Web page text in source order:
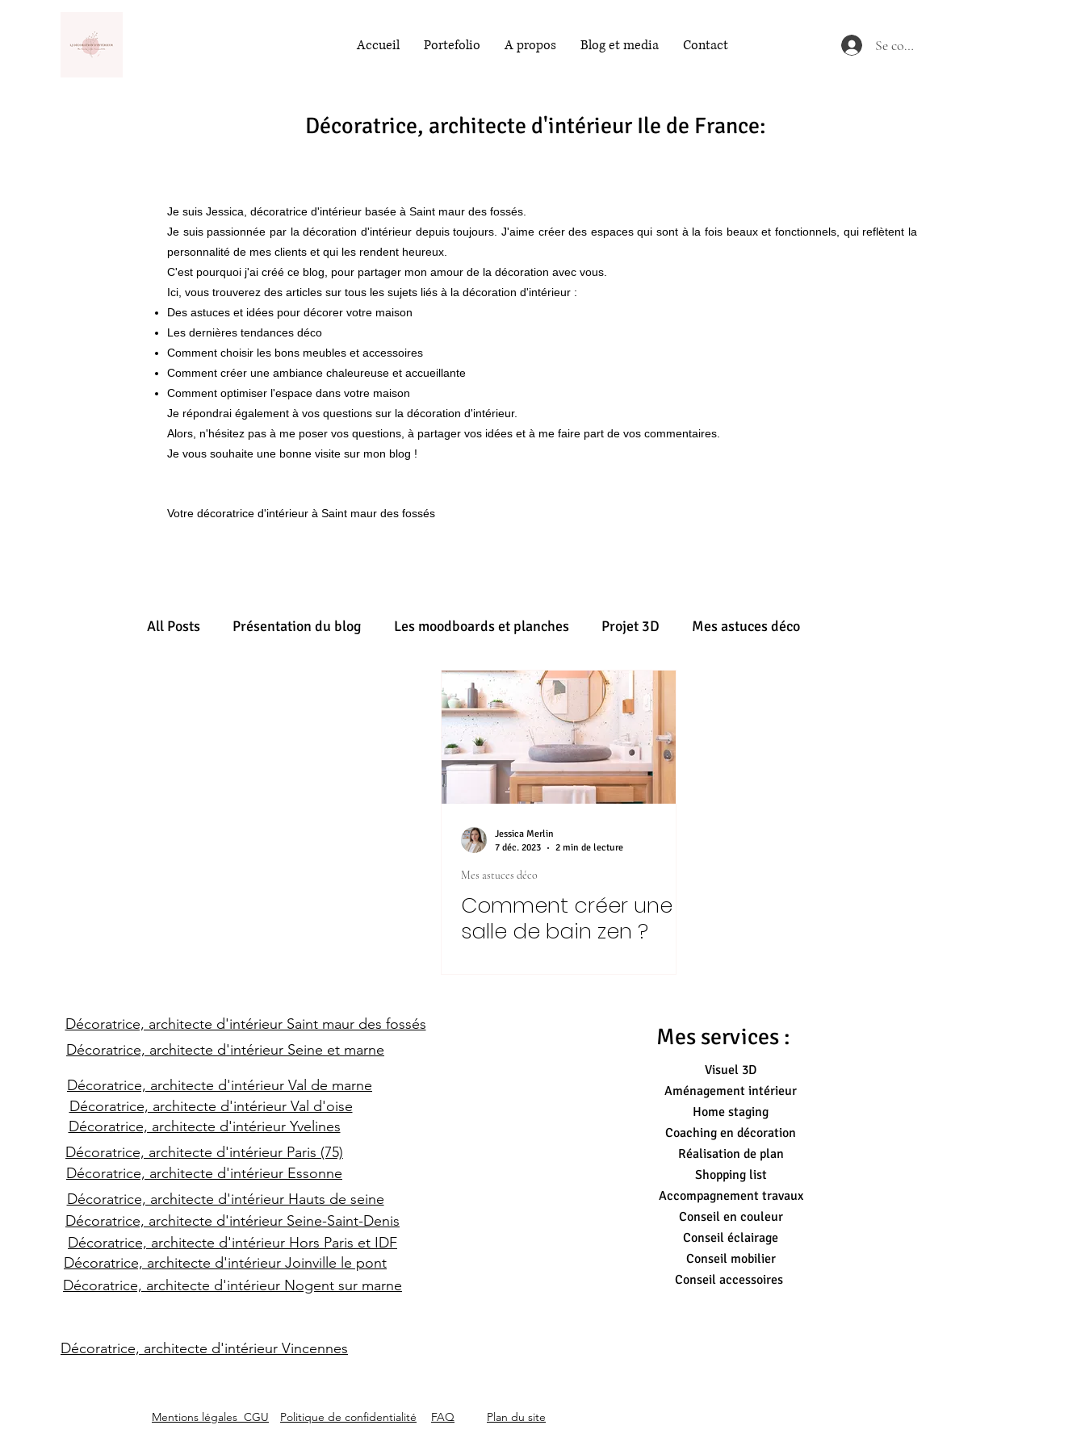
Accueil Portefolio A propos Blog et media Contact Se connecter
Décoratrice, architecte d'intérieur Ile de France:
Je suis Jessica, décoratrice d'intérieur basée à Saint maur des fossés.
Je suis passionnée par la décoration d'intérieur depuis toujours. J'aime créer des espaces qui sont à la fois beaux et fonctionnels, qui reflètent la
personnalité de mes clients et qui les rendent heureux.
C'est pourquoi j'ai créé ce blog, pour partager mon amour de la décoration avec vous.
Ici, vous trouverez des articles sur tous les sujets liés à la décoration d'intérieur :
Des astuces et idées pour décorer votre maison
Les dernières tendances déco
Comment choisir les bons meubles et accessoires
Comment créer une ambiance chaleureuse et accueillante
Comment optimiser l'espace dans votre maison
Je répondrai également à vos questions sur la décoration d'intérieur.
Alors, n'hésitez pas à me poser vos questions, à partager vos idées et à me faire part de vos commentaires.
Je vous souhaite une bonne visite sur mon blog !
Votre décoratrice d'intérieur à Saint maur des fossés
All Posts Présentation du blog Les moodboards et planches Projet 3D Mes astuces déco
Jessica Merlin
7 déc. 2023
2 min de lecture
Mes astuces déco
Comment créer une
salle de bain zen ?
Décoratrice, architecte d'intérieur Saint maur des fossés
Décoratrice, architecte d'intérieur Seine et marne
Décoratrice, architecte d'intérieur Val de marne
Décoratrice, architecte d'intérieur Val d'oise
Décoratrice, architecte d'intérieur Yvelines
Décoratrice, architecte d'intérieur Paris (75)
Décoratrice, architecte d'intérieur Essonne
Décoratrice, architecte d'intérieur Hauts de seine
Décoratrice, architecte d'intérieur Seine-Saint-Denis
Décoratrice, architecte d'intérieur Hors Paris et IDF
Décoratrice, architecte d'intérieur Joinville le pont
Décoratrice, architecte d'intérieur Nogent sur marne
Mes services :
Visuel 3D
Aménagement intérieur
Home staging
Coaching en décoration
Réalisation de plan
Shopping list
Accompagnement travaux
Conseil en couleur
Conseil éclairage
Conseil mobilier
Conseil accessoires
Décoratrice, architecte d'intérieur Vincennes
Mentions légales CGU Politique de confidentialité FAQ Plan du site